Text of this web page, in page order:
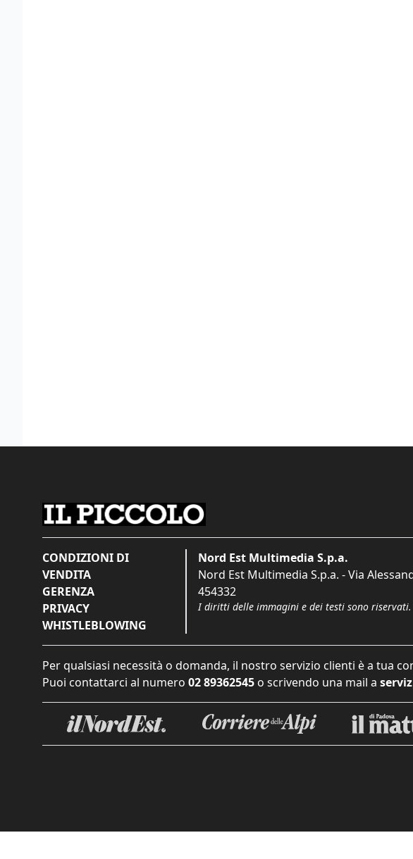
CONDIZIONI DI
VENDITA
GERENZA
PRIVACY
WHISTLEBLOWING
Nord Est Multimedia S.p.a.
Nord Est Multimedia S.p.a. - Via
454332
I diritti delle immagini e dei testi sono
Per qualsiasi necessità o domanda, il nostro servizio clienti è a tua
Puoi contattarci al numero 02 89362545 o scrivendo una mail a